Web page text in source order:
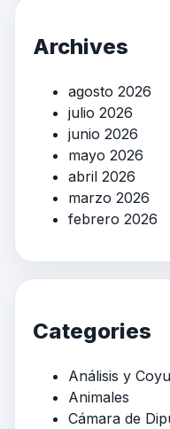
Archives
agosto 2026
julio 2026
junio 2026
mayo 2026
abril 2026
marzo 2026
febrero 2026
Categories
Análisis y
Animales
Cámara de